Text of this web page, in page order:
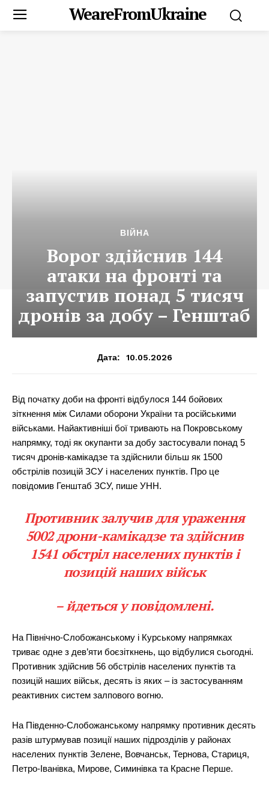
WeareFromUkraine
ВІЙНА
Ворог здійснив 144
атаки на фронті та
запустив понад 5 тисяч
дронів за добу – Генштаб
Дата: 10.05.2026
Від початку доби на фронті відбулося 144 бойових
зіткнення між Силами оборони України та російськими
військами. Найактивніші бої тривають на Покровському
напрямку, тоді як окупанти за добу застосували понад 5
тисяч дронів-камікадзе та здійснили більш як 1500
обстрілів позицій ЗСУ і населених пунктів. Про це
повідомив Генштаб ЗСУ, пише УНН.
Противник залучив для ураження
5002 дрони-камікадзе та здійснив
1541 обстріл населених пунктів і
позицій наших військ
– йдеться у повідомлені.
На Північно-Слобожанському і Курському напрямках
триває одне з дев’яти боєзіткнень, що відбулися сьогодні.
Противник здійснив 56 обстрілів населених пунктів та
позицій наших військ, десять із яких – із застосуванням
реактивних систем залпового вогню.
На Південно-Слобожанському напрямку противник десять
разів штурмував позиції наших підрозділів у районах
населених пунктів Зелене, Вовчанськ, Тернова, Стариця,
Петро-Іванівка, Мирове, Симинівка та Красне Перше.